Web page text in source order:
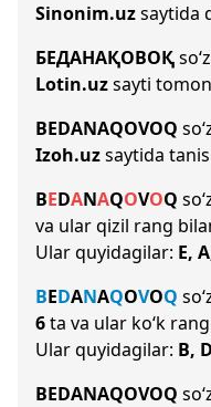
Sinonim.uzsaytida
БЕДАНАҚОВОҚ
Lotin.uzsayti
BEDANAQOVOQ
Izoh.uzsaytida
BEDANAQOVOQ
va ular qizil rang
Ular quyidagilar: E,
BEDANAQOVOQ
6ta va ular ko‘k
Ular quyidagilar: B,
BEDANAQOVOQ